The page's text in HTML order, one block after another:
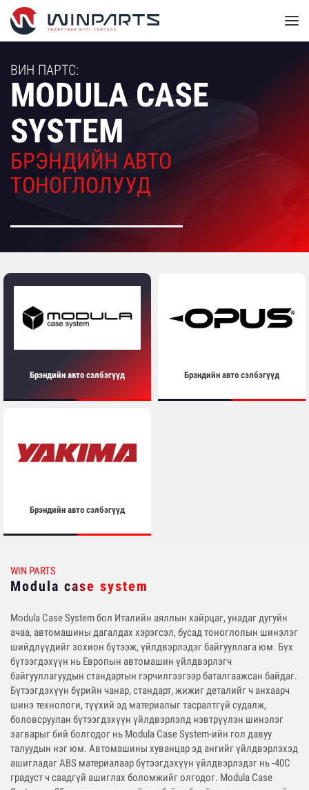
ВИН ПАРТС:
MODULA CASE
SYSTEM
БРЭНДИЙН АВТО
ТОНОГЛОЛУУД
Брэндийн авто сэлбэгүүд Брэндийн авто сэлбэгүүд
Брэндийн авто сэлбэгүүд
WIN PARTS
Modula case system
Modula Case System бол Италийн аяллын хайрцаг, унадаг дугуйн
ачаа, автомашины дагалдах хэрэгсэл, бусад тоноглолын шинэлэг
шийдлүүдийг зохион бүтээж, үйлдвэрлэдэг байгууллага юм. Бүх
бүтээгдэхүүн нь Европын автомашин үйлдвэрлэгч
байгууллагуудын стандартын гэрчилгээгээр баталгаажсан байдаг.
Бүтээгдэхүүн бүрийн чанар, стандарт, жижиг деталийг ч анхаарч
шинэ технологи, түүхий эд материалыг тасралтгүй судалж,
боловсруулан бүтээгдэхүүн үйлдвэрлэлд нэвтрүүлэн шинэлэг
загварыг бий болгодог нь Modula Case System-ийн гол давуу
талуудын нэг юм. Автомашины хуванцар эд ангийг үйлдвэрлэхэд
ашигладаг ABS материалаар бүтээгдэхүүн үйлдвэрлэдэг нь -40С
градуст ч саадгүй ашиглах боломжийг олгодог. Modula Case